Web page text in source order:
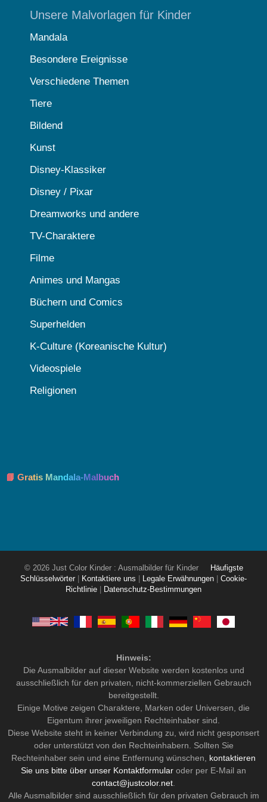
Unsere Malvorlagen für Kinder
Mandala
Besondere Ereignisse
Verschiedene Themen
Tiere
Bildend
Kunst
Disney-Klassiker
Disney / Pixar
Dreamworks und andere
TV-Charaktere
Filme
Animes und Mangas
Büchern und Comics
Superhelden
K-Culture (Koreanische Kultur)
Videospiele
Religionen
📘 Gratis Mandala-Malbuch
© 2026 Just Color Kinder : Ausmalbilder für Kinder
Häufigste
Schlüsselwörter
Kontaktiere uns Legale Erwähnungen
Cookie-
Richtlinie
Datenschutz-Bestimmungen
Hinweis:
Die Ausmalbilder auf dieser Website werden kostenlos und
ausschließlich für den privaten, nicht-kommerziellen Gebrauch
bereitgestellt.
Einige Motive zeigen Charaktere, Marken oder Universen, die
Eigentum ihrer jeweiligen Rechteinhaber sind.
Diese Website steht in keiner Verbindung zu, wird nicht gesponsert
oder unterstützt von den Rechteinhabern. Sollten Sie
Rechteinhaber sein und eine Entfernung wünschen, kontaktieren
Sie uns bitte über unser Kontaktformular oder per E-Mail an
contact@justcolor.net
Alle Ausmalbilder sind ausschließlich für den privaten Gebrauch im